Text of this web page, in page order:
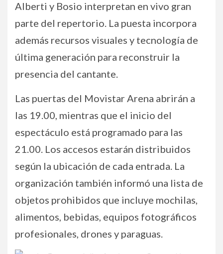
Alberti y Bosio interpretan en vivo gran
parte del repertorio. La puesta incorpora
además recursos visuales y tecnología de
última generación para reconstruir la
presencia del cantante.
Las puertas del Movistar Arena abrirán a
las 19.00, mientras que el inicio del
espectáculo está programado para las
21.00. Los accesos estarán distribuidos
según la ubicación de cada entrada. La
organización también informó una lista de
objetos prohibidos que incluye mochilas,
alimentos, bebidas, equipos fotográficos
profesionales, drones y paraguas.